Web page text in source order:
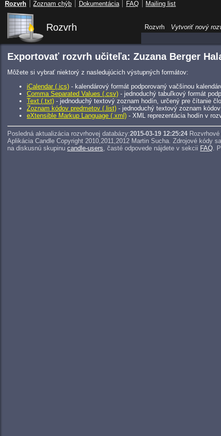
Rozvrh
Exportovať rozvrh učiteľa: Zuzana Berger
Môžete si vybrať niektorý z nasledujúcich výstupných formátov:
iCalendar (.ics) - kalendárový formát podporovaný vačšinou
Comma Separated Values (.csv) - jednoduchý tabuľkový formát
Text (.txt) - jednoduchý textový zoznam hodín, určený pre čítanie
Zoznam kódov predmetov (.list) - jednoduchý textový zoznam
eXtensible Markup Language (.xml) - XML reprezentácia hodín v
Posledná aktualizácia rozvrhovej databázy:2015-03-19 12:25:24
Aplikácia Candle Copyright 2010,2011,2012 Martin Sucha. Zdrojové kódy
na diskusnú skupinu candle-users , časté odpovede nájdete v sekcii FAQ .
Rozvrh
Vytvoriť nový
Rozvrh Zoznam chýb Dokumentácia FAQ Mailing list